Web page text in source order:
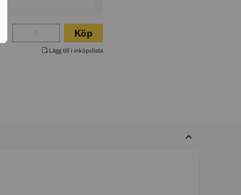
Antal för SKYDDSKÄNGA EASYROLL
Köp
Lägg till i inköpslista